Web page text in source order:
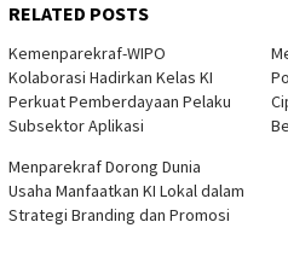
RELATED POSTS
Kemenparekraf-WIPO
Kolaborasi Hadirkan Kelas KI
Perkuat Pemberdayaan Pelaku
Subsektor Aplikasi
Menparekraf Dorong Dunia
Usaha Manfaatkan KI Lokal dalam
Strategi Branding dan Promosi